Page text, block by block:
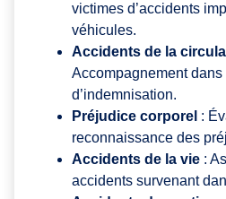
victimes d’accidents
véhicules.
Accidents de la
Accompagnement
d’indemnisation.
Préjudice corporel :
reconnaissance des
Accidents de la vie :
accidents survenant